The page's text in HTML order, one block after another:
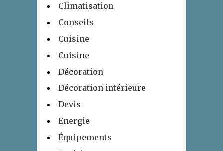
Climatisation
Conseils
Cuisine
Cuisine
Décoration
Décoration intérieure
Devis
Energie
Équipements